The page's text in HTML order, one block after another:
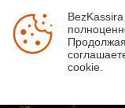
cookie.